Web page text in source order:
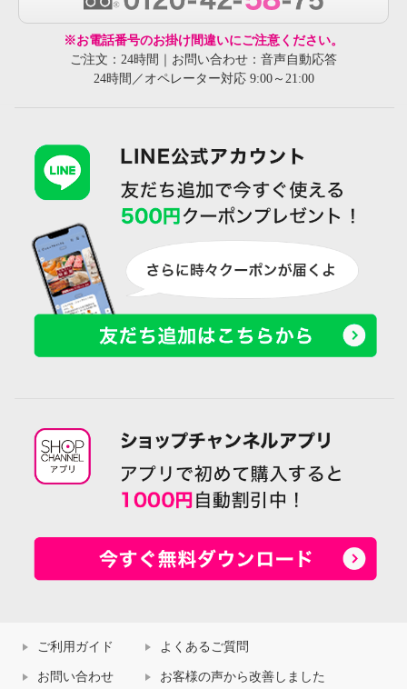
※お電話番号のお掛け間違いにご注意ください。
ご注文：24時間｜お問い合わせ：音声自動応答
24時間／オペレーター対応 9:00～21:00
ご利用ガイド よくあるご質問
お問い合わせ お客様の声から改善しました